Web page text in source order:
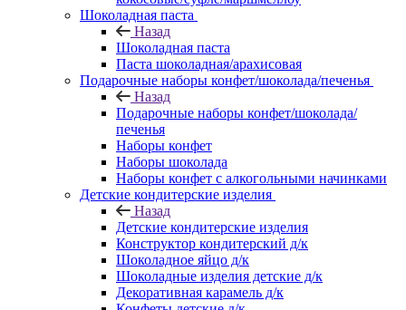
Шоколадная паста
Назад
Шоколадная паста
Паста шоколадная/арахисовая
Подарочные наборы конфет/шоколада/печенья
Назад
Подарочные наборы конфет/шоколада/
печенья
Наборы конфет
Наборы шоколада
Наборы конфет с алкогольными начинками
Детские кондитерские изделия
Назад
Детские кондитерские изделия
Конструктор кондитерский д/к
Шоколадное яйцо д/к
Шоколадные изделия детские д/к
Декоративная карамель д/к